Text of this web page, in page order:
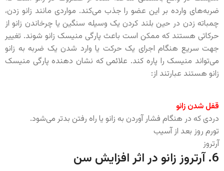
ضربه‌های وارده بر این عضو را جذب می‌کند. مواردی مانند زانو زدن،
چمباته زدن در حین بلند کردن یک وسیله سنگین یا چرخاندن زانو از
حرکاتی هستند که ممکن است باعث پارگی منیسک زانو شوند. تغییر
جهت سریع هنگام اجرای یک حرکت یا وارد شدن یک ضربه به زانو
می‌تواند منیسک را پاره کند. علائمی که نشان دهنده پارگی منیسک
زانو هستند عبارتند از:
قفل شدن زانو
دردی که در هنگام فشار آوردن به زانو یا راه رفتن بدتر می‌شود.
تورم روز بعد از آسیب
آرتروز
6. آرتروز زانو در اثر افزایش سن